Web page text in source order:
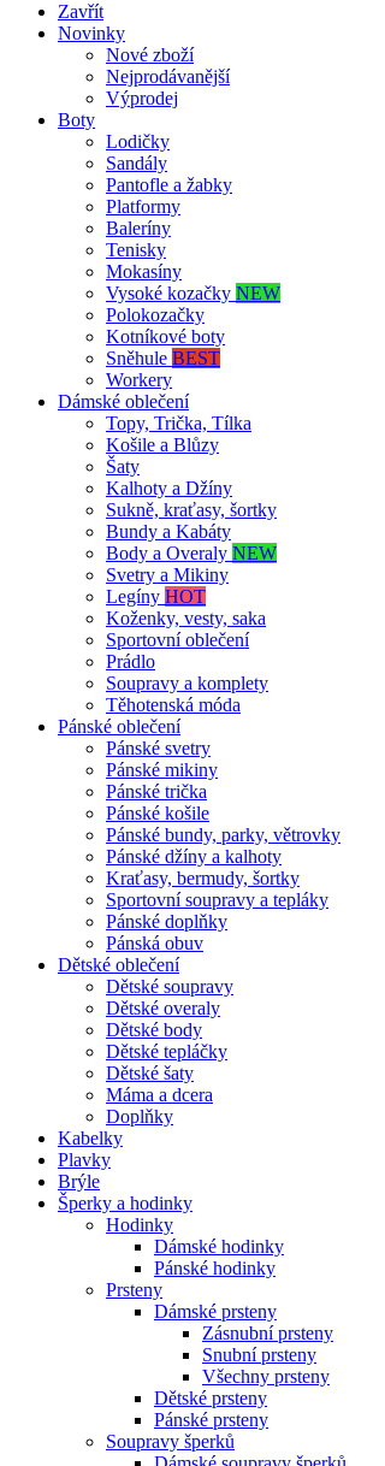
Zavřít
Novinky
Nové zboží
Nejprodávanější
Výprodej
Boty
Lodičky
Sandály
Pantofle a žabky
Platformy
Baleríny
Tenisky
Mokasíny
Vysoké kozačky NEW
Polokozačky
Kotníkové boty
Sněhule BEST
Workery
Dámské oblečení
Topy, Trička, Tílka
Košile a Blůzy
Šaty
Kalhoty a Džíny
Sukně, kraťasy, šortky
Bundy a Kabáty
Body a Overaly NEW
Svetry a Mikiny
Legíny HOT
Koženky, vesty, saka
Sportovní oblečení
Prádlo
Soupravy a komplety
Těhotenská móda
Pánské oblečení
Pánské svetry
Pánské mikiny
Pánské trička
Pánské košile
Pánské bundy, parky, větrovky
Pánské džíny a kalhoty
Kraťasy, bermudy, šortky
Sportovní soupravy a tepláky
Pánské doplňky
Pánská obuv
Dětské oblečení
Dětské soupravy
Dětské overaly
Dětské body
Dětské tepláčky
Dětské šaty
Máma a dcera
Doplňky
Kabelky
Plavky
Brýle
Šperky a hodinky
Hodinky
Dámské hodinky
Pánské hodinky
Prsteny
Dámské prsteny
Zásnubní prsteny
Snubní prsteny
Všechny prsteny
Dětské prsteny
Pánské prsteny
Soupravy šperků